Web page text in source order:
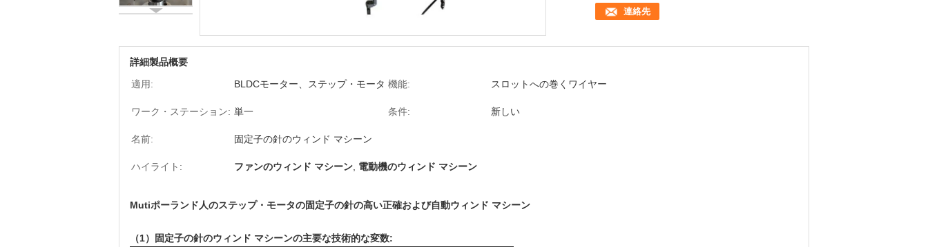
連絡先
詳細製品概要
適用:
BLDCモーター、ステップ・モータ 機能: スロットへの巻くワイヤー
ワーク・ステーション: 単一 条件: 新しい
名前: 固定子の針のウィンド マシーン
ハイライト: ファンのウィンド マシーン 電動機のウィンド マシーン
Mutiポーランド人のステップ・モータの固定子の針の高い正確および自動ウィンド マシーン
（1） 固定子の針のウィンド マシーンの主要な技術的な変数: